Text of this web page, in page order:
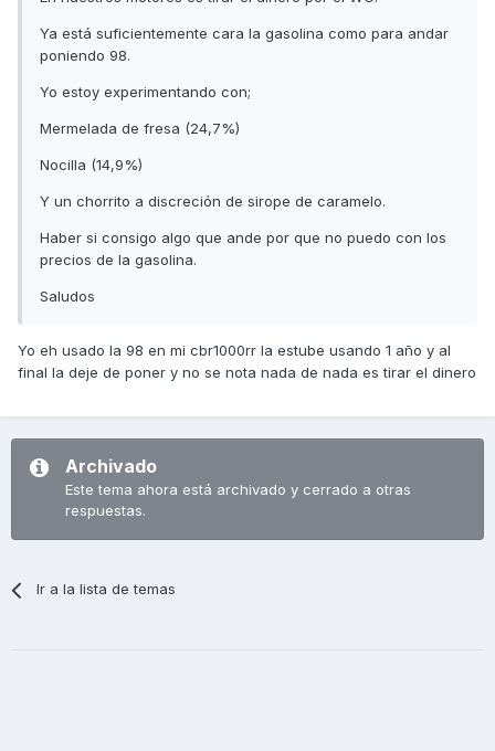
Ya está suficientemente cara la gasolina como para andar
poniendo 98.
Yo estoy experimentando con;
Mermelada de fresa (24,7%)
Nocilla (14,9%)
Y un chorrito a discreción de sirope de caramelo.
Haber si consigo algo que ande por que no puedo con los
precios de la gasolina.
Saludos
Yo eh usado la 98 en mi cbr1000rr la estube usando 1 año y al
final la deje de poner y no se nota nada de nada es tirar el dinero
Archivado
Este tema ahora está archivado y cerrado a otras
respuestas.
Ir a la lista de temas